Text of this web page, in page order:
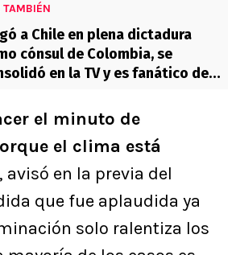
TAMBIÉN
a Chile en plena dictadura
cónsul de Colombia, se
en la TV y es fanático de
el minuto de
el clima está
avisó en la previa del
que fue aplaudida ya
solo ralentiza los